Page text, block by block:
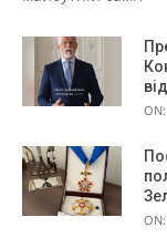
ON:
ON: